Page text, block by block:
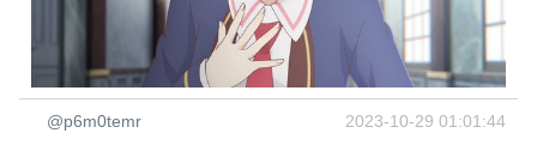
@p6m0temr 2023-10-29 01:01:44